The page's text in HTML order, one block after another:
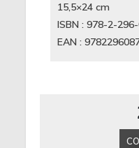
15,5×24 cm
ISBN : 978-2-
EAN :